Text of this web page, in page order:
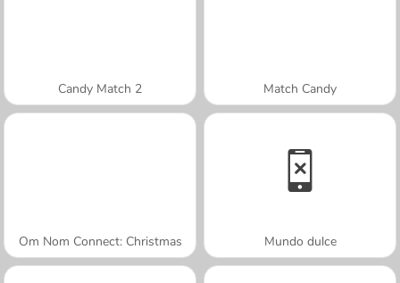
Candy Match 2 Match Candy
Om Nom Connect: Christmas Mundo dulce